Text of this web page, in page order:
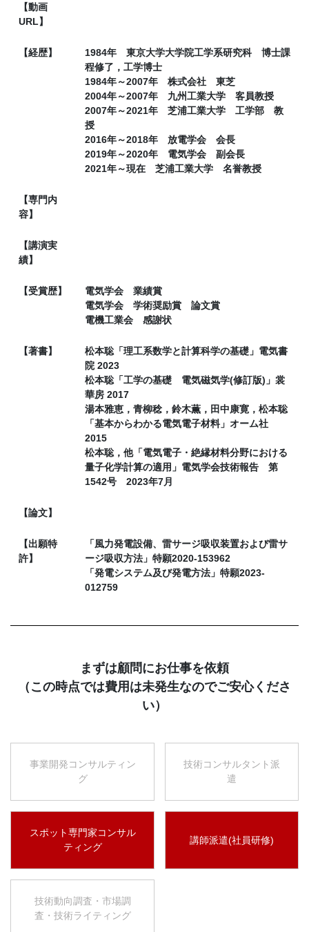
【動画
URL】
【経歴】
1984年 東京大学大学院工学系研究科 博士課
程修了，工学博士
1984年～2007年 株式会社 東芝
2004年～2007年 九州工業大学 客員教授
2007年～2021年 芝浦工業大学 工学部 教
授
2016年～2018年 放電学会 会長
2019年～2020年 電気学会 副会長
2021年～現在 芝浦工業大学 名誉教授
【専門内
容】
【講演実
績】
【受賞歴】
電気学会 業績賞
電気学会 学術奨励賞 論文賞
電機工業会 感謝状
【著書】
松本聡「理工系数学と計算科学の基礎」電気書
院 2023
松本聡「工学の基礎 電気磁気学(修訂版)」裳
華房 2017
湯本雅恵，青柳稔，鈴木薫，田中康寛，松本聡
「基本からわかる電気電子材料」オーム社
2015
松本聡，他「電気電子・絶縁材料分野における
量子化学計算の適用」電気学会技術報告 第
1542号 2023年7月
【論文】
【出願特
許】
「風力発電設備、雷サージ吸収装置および雷サ
ージ吸収方法」特願2020-153962
「発電システム及び発電方法」特願2023-
012759
まずは顧問にお仕事を依頼
（この時点では費用は未発生なのでご安心くださ
い）
事業開発コンサルティン
グ
技術コンサルタント派
遣
スポット専門家コンサル
ティング
講師派遣(社員研修)
技術動向調査・市場調
査・技術ライティング